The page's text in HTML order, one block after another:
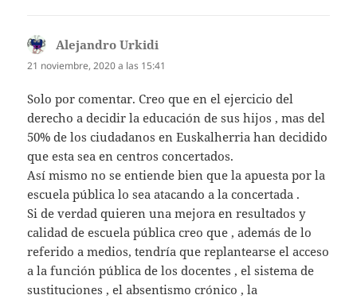
Alejandro Urkidi
21 noviembre, 2020 a las 15:41
Solo por comentar. Creo que en el ejercicio del
derecho a decidir la educación de sus hijos , mas del
50% de los ciudadanos en Euskalherria han decidido
que esta sea en centros concertados.
Así mismo no se entiende bien que la apuesta por la
escuela pública lo sea atacando a la concertada .
Si de verdad quieren una mejora en resultados y
calidad de escuela pública creo que , además de lo
referido a medios, tendría que replantearse el acceso
a la función pública de los docentes , el sistema de
sustituciones , el absentismo crónico , la